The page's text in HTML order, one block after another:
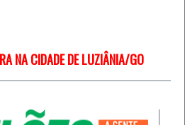
NA CIDADE DE LUZIÂNIA/GO